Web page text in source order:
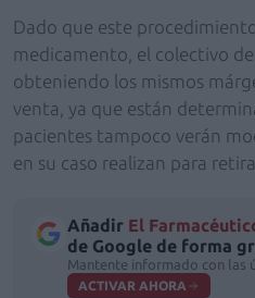
Dado que este
medicamento, el colectivo
obteniendo los mismos
venta, ya que están
pacientes tampoco verán
en su caso realizan para
Añadir El
de Google de forma
Mantente informado con las
ACTIVAR AHORA